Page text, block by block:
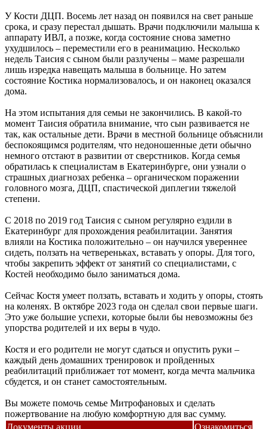
У Кости ДЦП. Восемь лет назад он появился на свет раньше
срока, и сразу перестал дышать. Врачи подключили малыша к
аппарату ИВЛ, а позже, когда состояние снова заметно
ухудшилось – переместили его в реанимацию. Несколько
недель Таисия с сыном были разлучены – маме разрешали
лишь изредка навещать малыша в больнице. Но затем
состояние Костика нормализовалось, и он наконец оказался
дома.
На этом испытания для семьи не закончились. В какой-то
момент Таисия обратила внимание, что сын развивается не
так, как остальные дети. Врачи в местной больнице объяснили
беспокоящимся родителям, что недоношенные дети обычно
немного отстают в развитии от сверстников. Когда семья
обратилась к специалистам в Екатеринбурге, они узнали о
страшных диагнозах ребенка – органическом поражении
головного мозга, ДЦП, спастической диплегии тяжелой
степени.
С 2018 по 2019 год Таисия с сыном регулярно ездили в
Екатеринбург для прохождения реабилитации. Занятия
влияли на Костика положительно – он научился увереннее
сидеть, ползать на четвереньках, вставать у опоры. Для того,
чтобы закрепить эффект от занятий со специалистами, с
Костей необходимо было заниматься дома.
Сейчас Костя умеет ползать, вставать и ходить у опоры, стоять
на коленях. В октябре 2023 года он сделал свои первые шаги.
Это уже большие успехи, которые были бы невозможны без
упорства родителей и их веры в чудо.
Костя и его родители не могут сдаться и опустить руки –
каждый день домашних тренировок и пройденных
реабилитаций приближает тот момент, когда мечта мальчика
сбудется, и он станет самостоятельным.
Вы можете помочь семье Митрофановых и сделать
пожертвование на любую комфортную для вас сумму.
Документы акции
Ознакомиться